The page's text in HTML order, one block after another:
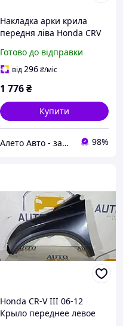
Накладка арки крила
передня ліва Honda CRV
подряпини 74165T0AA02
Готово до відправки
від296₴/міс
1 776₴
Купити
Алето Авто - запчастини на авто зі США 98%
Honda CR-V III 06-12
Крыло переднее левое